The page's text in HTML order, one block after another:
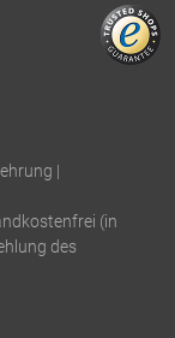
|
(in
des